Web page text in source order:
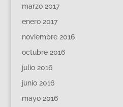
marzo 2017
enero 2017
noviembre 2016
octubre 2016
julio 2016
junio 2016
mayo 2016